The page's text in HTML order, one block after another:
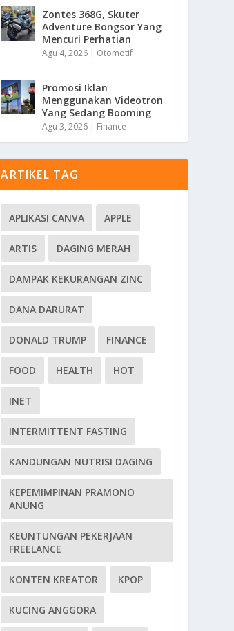
Zontes 368G, Skuter
Adventure Bongsor Yang
Mencuri Perhatian
Agu 4, 2026 | Otomotif
Promosi Iklan
Menggunakan Videotron
Yang Sedang Booming
Agu 3, 2026 | Finance
ARTIKEL TAG
APLIKASI CANVA APPLE
ARTIS DAGING MERAH
DAMPAK KEKURANGAN ZINC
DANA DARURAT
DONALD TRUMP FINANCE
FOOD HEALTH HOT
INET
INTERMITTENT FASTING
KANDUNGAN NUTRISI DAGING
KEPEMIMPINAN PRAMONO
ANUNG
KEUNTUNGAN PEKERJAAN
FREELANCE
KONTEN KREATOR KPOP
KUCING ANGGORA